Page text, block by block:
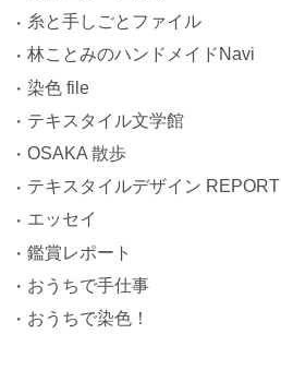
糸と手しごとファイル
林ことみのハンドメイドNavi
染色 file
テキスタイル文学館
OSAKA 散歩
テキスタイルデザイン REPORT
エッセイ
鑑賞レポート
おうちで手仕事
おうちで染色！